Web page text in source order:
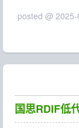
posted @
国思RDIF低